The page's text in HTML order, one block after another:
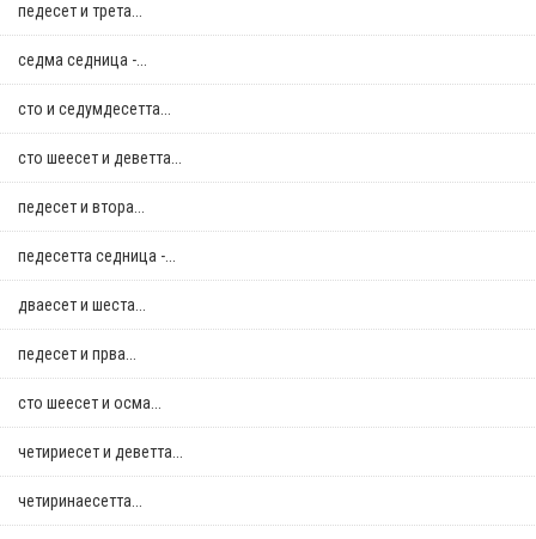
педесет и трета...
седма седница -...
сто и седумдесетта...
сто шеесет и деветта...
педесет и втора...
педесетта седница -...
дваесет и шеста...
педесет и прва...
сто шеесет и осма...
четириесет и деветта...
четиринаесетта...